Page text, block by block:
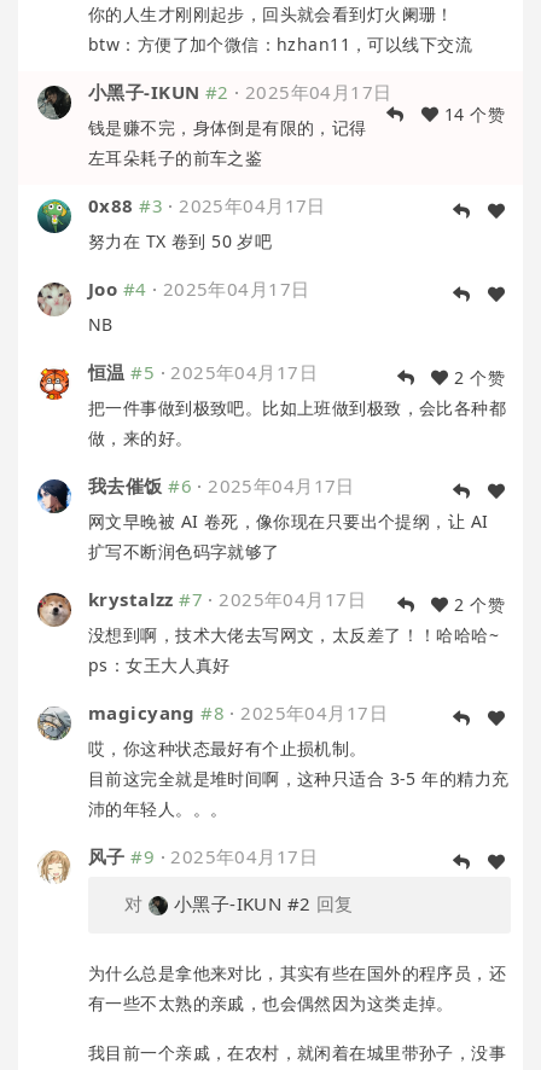
你的人生才刚刚起步，回头就会看到灯火阑珊！
btw：方便了加个微信：hzhan11，可以线下交流
小黑子-IKUN #2 · 2025年04月17日
14 个赞
钱是赚不完，身体倒是有限的，记得
左耳朵耗子的前车之鉴
0x88 #3 · 2025年04月17日
努力在 TX 卷到 50 岁吧
Joo #4 · 2025年04月17日
NB
恒温 #5 · 2025年04月17日
2 个赞
把一件事做到极致吧。比如上班做到极致，会比各种都
做，来的好。
我去催饭 #6 · 2025年04月17日
网文早晚被 AI 卷死，像你现在只要出个提纲，让 AI
扩写不断润色码字就够了
krystalzz #7 · 2025年04月17日
2 个赞
没想到啊，技术大佬去写网文，太反差了！！哈哈哈~
ps：女王大人真好
magicyang #8 · 2025年04月17日
哎，你这种状态最好有个止损机制。
目前这完全就是堆时间啊，这种只适合 3-5 年的精力充
沛的年轻人。。。
风子 #9 · 2025年04月17日
对
小黑子-IKUN #2 回复
为什么总是拿他来对比，其实有些在国外的程序员，还
有一些不太熟的亲戚，也会偶然因为这类走掉。
我目前一个亲戚，在农村，就闲着在城里带孙子，没事